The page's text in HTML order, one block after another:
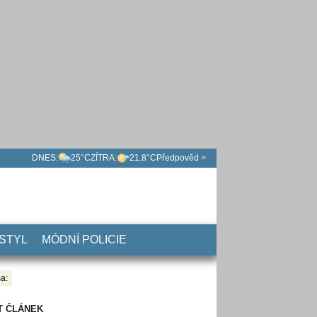
DNES: 25°CZÍTRA: 21.8°C Předpověd >
MÓDNÍ POLICIE
ČLÁNEK